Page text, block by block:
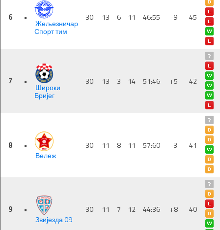
6 •
Жељезничар
Спорт тим
30 13 6 11 46:55 -9 45
7 •
Широки
Бријег
30 13 3 14 51:46 +5 42
8
•
Вележ
30 11 8 11 57:60 -3 41
9
•
Звијезда 09
30 11 7 12 44:36 +8 40